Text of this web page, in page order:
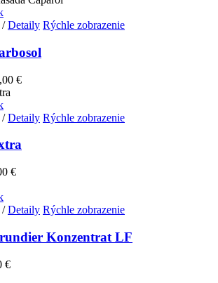
/ Detaily Rýchle zobrazenie
€
/ Detaily Rýchle zobrazenie
€
/ Detaily Rýchle zobrazenie
Konzentrat LF
€